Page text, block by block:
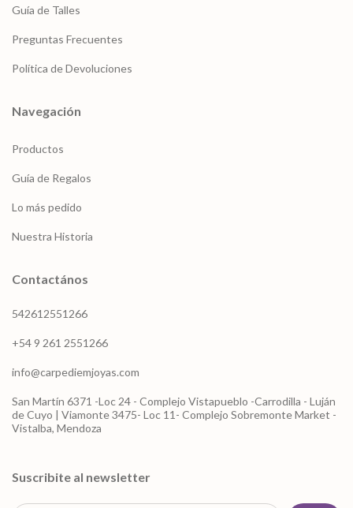
Guía de Talles
Preguntas Frecuentes
Política de Devoluciones
Navegación
Productos
Guía de Regalos
Lo más pedido
Nuestra Historia
Contactános
542612551266
+54 9 261 2551266
info@carpediemjoyas.com
San Martín 6371 -Loc 24 - Complejo Vistapueblo -Carrodilla - Luján
de Cuyo | Viamonte 3475- Loc 11- Complejo Sobremonte Market -
Vistalba, Mendoza
Suscribite al newsletter